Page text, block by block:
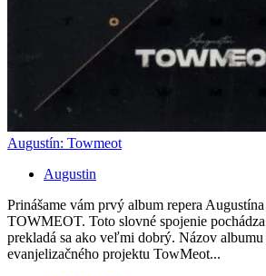
Augustín: Towmeot
Augustin
Prinášame vám prvý album repera
TOWMEOT. Toto slovné spojenie
prekladá sa ako veľmi dobrý. Názov
evanjelizačného projektu TowMeot...